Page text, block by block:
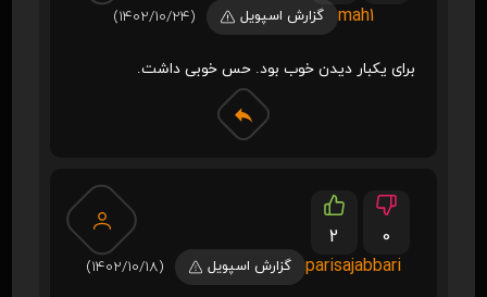
mah1
گزارش اسپویل (1402/10/24)
برای یکبار دیدن خوب بود. حس خوبی داشت.
2
0
parisajabbari
گزارش اسپویل (1402/10/18)